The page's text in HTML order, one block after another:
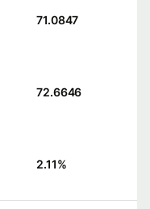
71.0847
72.6646
2.11%